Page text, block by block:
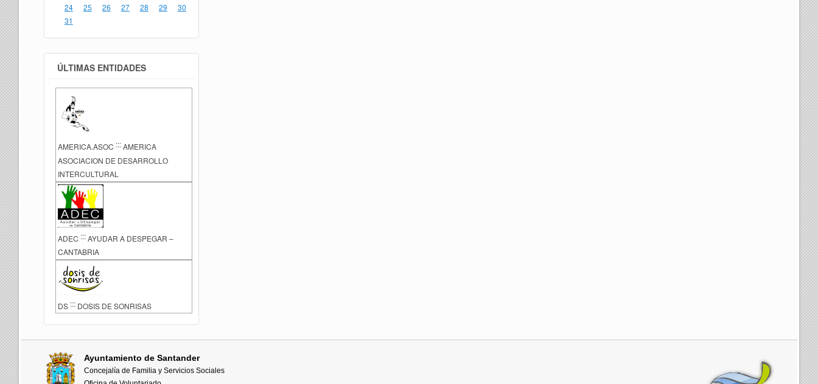
24
25 26 27 28 29
30
31
ÚLTIMAS ENTIDADES
AMERICA.ASOC :::AMERICA
ASOCIACION DE DESARROLLO
INTERCULTURAL
ADEC ::: AYUDAR A DESPEGAR –
CANTABRIA
DS ::: DOSIS DE SONRISAS
Ayuntamiento de Santander
Concejalía de Familia y Servicios Sociales